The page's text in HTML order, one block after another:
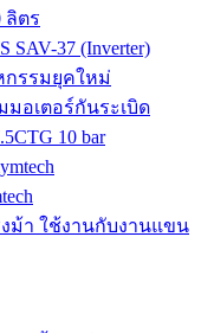
ลิตร
37 (Inverter)
กรรมยุคใหม่
มอเตอร์กันระเบิด
10 bar
งม้า ใช้งานกับงานแขน